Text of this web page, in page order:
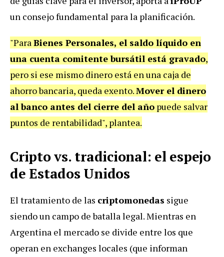
un consejo fundamental para la planificación.
"ParaBienes Personales, el saldo líquido en
una cuenta comitente bursátil está gravado,
pero si ese mismo dinero está en una caja de
ahorro bancaria, queda exento.Mover el dinero
al banco antes del cierre del año puede salvar
puntos de rentabilidad", plantea.
Cripto vs. tradicional: el espejo
de Estados Unidos
El tratamiento de las criptomonedas sigue
siendo un campo de batalla legal. Mientras en
Argentina el mercado se divide entre los que
operan en exchanges locales (que informan